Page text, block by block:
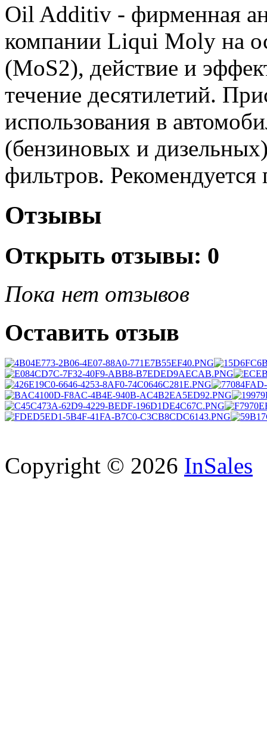
Oil Additiv - фирменная
компании Liqui Moly на
(MoS2), действие и
течение десятилетий.
использования в
(бензиновых и
фильтров.
Отзывы
Открыть отзывы: 0
Пока нет отзывов
Оставить отзыв
Copyright © 2026 InSales